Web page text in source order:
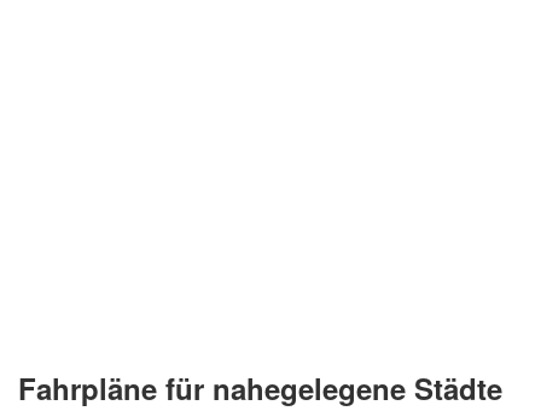
Fahrpläne für nahegelegene Städte